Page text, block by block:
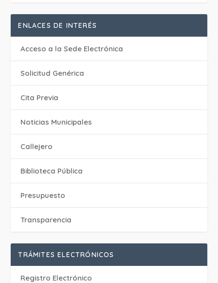
ENLACES DE INTERÉS
Acceso a la Sede Electrónica
Solicitud Genérica
Cita Previa
‎Noticias Municipales
Callejero
Biblioteca Pública
Presupuesto
Transparencia
TRÁMITES ELECTRÓNICOS
Registro Electrónico